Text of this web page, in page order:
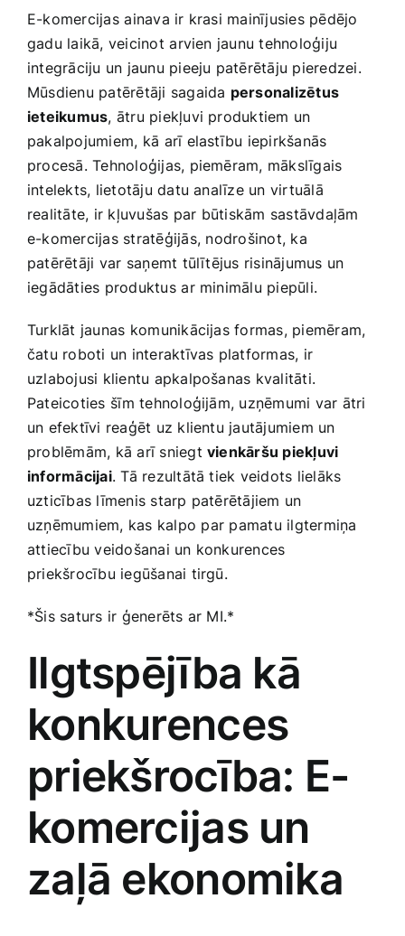
E-komercijas ⁤ainava ir krasi mainījusies pēdējo⁤
gadu laikā, veicinot⁢ arvien jaunu tehnoloģiju
integrāciju un jaunu pieeju​ patērētāju pieredzei.
Mūsdienu‌ patērētāji sagaida personalizētus⁢
ieteikumus, ātru piekļuvi produktiem un
pakalpojumiem, ⁣kā arī elastību iepirkšanās
procesā. Tehnoloģijas, piemēram, mākslīgais
intelekts, lietotāju datu analīze un virtuālā
realitāte, ir kļuvušas par⁣ būtiskām sastāvdaļām
e-komercijas stratēģijās,⁤ nodrošinot, ka
patērētāji var ⁢saņemt tūlītējus risinājumus‌ un
iegādāties produktus⁣ ar minimālu piepūli.
Turklāt jaunas⁣ komunikācijas formas,​ piemēram,
čatu ‍roboti un interaktīvas platformas, ir
uzlabojusi klientu‍ apkalpošanas kvalitāti.
Pateicoties ⁣šīm tehnoloģijām, uzņēmumi var ātri
un efektīvi reaģēt uz‌ klientu jautājumiem un
problēmām, kā arī sniegtvienkāršu piekļuvi
informācijai. Tā rezultātā tiek veidots‍ lielāks
uzticības līmenis starp patērētājiem un
uzņēmumiem, kas kalpo par ⁢pamatu ilgtermiņa
attiecību veidošanai un konkurences
priekšrocību iegūšanai tirgū.
*Šis saturs ir ģenerēts ar​ MI.*
Ilgtspējība kā ​
konkurences
priekšrocība: E-
komercijas un
zaļā ekonomika